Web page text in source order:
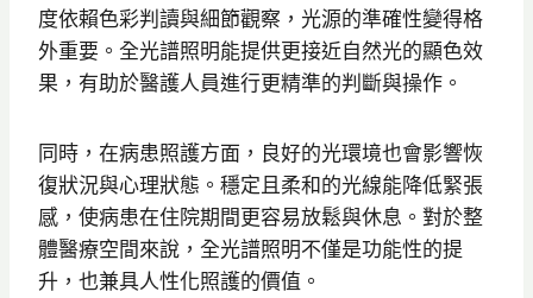
度依賴色彩判讀與細節觀察，光源的準確性變得格
外重要。全光譜照明能提供更接近自然光的顯色效
果，有助於醫護人員進行更精準的判斷與操作。
同時，在病患照護方面，良好的光環境也會影響恢
復狀況與心理狀態。穩定且柔和的光線能降低緊張
感，使病患在住院期間更容易放鬆與休息。對於整
體醫療空間來說，全光譜照明不僅是功能性的提
升，也兼具人性化照護的價值。